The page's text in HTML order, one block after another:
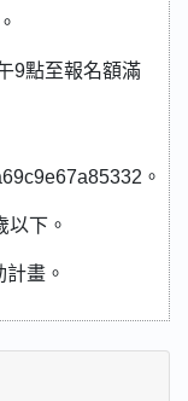
9點至報名額滿
。
以下。
畫。